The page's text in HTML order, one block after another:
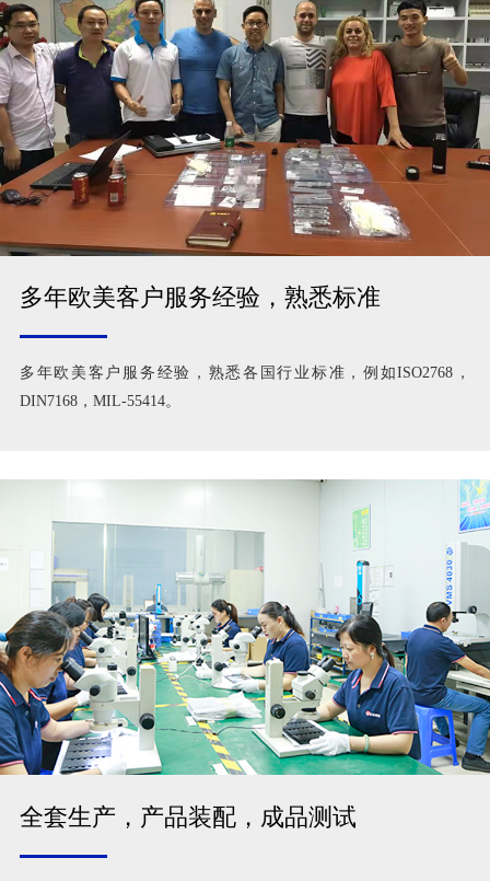
多年欧美客户服务经验，熟悉标准
多年欧美客户服务经验，熟悉各国行业标准，例如ISO2768，
DIN7168，MIL-55414。
全套生产，产品装配，成品测试